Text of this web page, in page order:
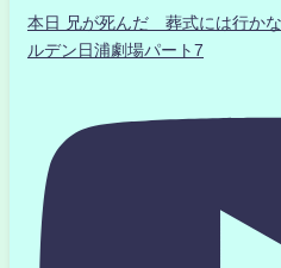
本日 兄が死んだ 葬式には行か
ルデン日浦劇場パート7